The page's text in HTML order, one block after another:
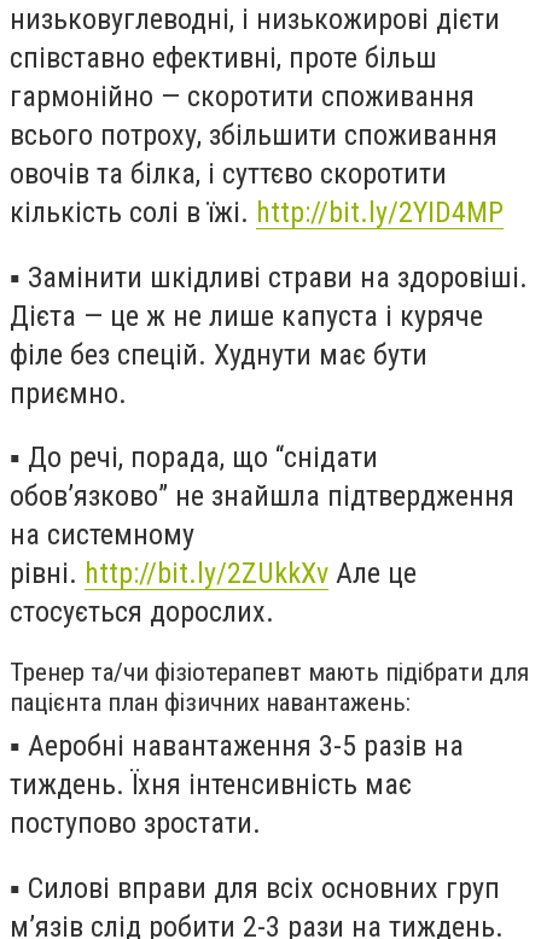
низьковуглеводні, і низькожирові дієти
співставно ефективні, проте більш
гармонійно — скоротити споживання
всього потроху, збільшити споживання
овочів та білка, і суттєво скоротити
кількість солі в їжі. http://bit.ly/2YID4MP
▪️ Замінити шкідливі страви на здоровіші.
Дієта — це ж не лише капуста і куряче
філе без спецій. Худнути має бути
приємно.
▪️ До речі, порада, що “снідати
обов’язково” не знайшла підтвердження
на системному
рівні. http://bit.ly/2ZUkkXv Але це
стосується дорослих.
Тренер та/чи фізіотерапевт мають підібрати для
пацієнта план фізичних навантажень:
▪️ Аеробні навантаження 3-5 разів на
тиждень. Їхня інтенсивність має
поступово зростати.
▪️ Силові вправи для всіх основних груп
м’язів слід робити 2-3 рази на тиждень.